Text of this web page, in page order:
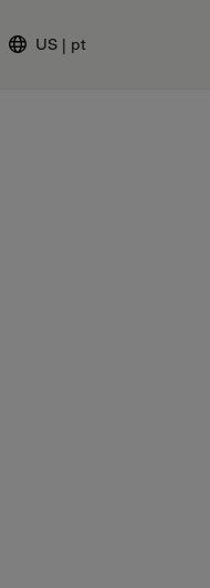
US | pt